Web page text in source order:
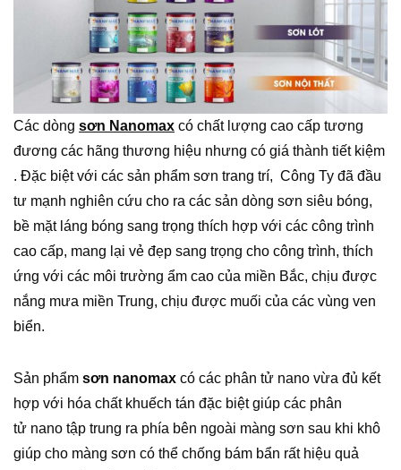
Các dòng sơn Nanomax có chất lượng cao cấp tương
đương các hãng thương hiệu nhưng có giá thành tiết kiệm
. Đặc biệt với các sản phẩm sơn trang trí, Công Ty đã đầu
tư mạnh nghiên cứu cho ra các sản dòng sơn siêu bóng,
bề mặt láng bóng sang trọng thích hợp với các công trình
cao cấp, mang lại vẻ đẹp sang trọng cho công trình, thích
ứng với các môi trường ẩm cao của miền Bắc, chịu được
nắng mưa miền Trung, chịu được muối của các vùng ven
biển.
Sản phẩm sơn nanomax có các phân tử nano vừa đủ kết
hợp với hóa chất khuếch tán đặc biệt giúp các phân
tử nano tập trung ra phía bên ngoài màng sơn sau khi khô
giúp cho màng sơn có thể chống bám bẩn rất hiệu quả